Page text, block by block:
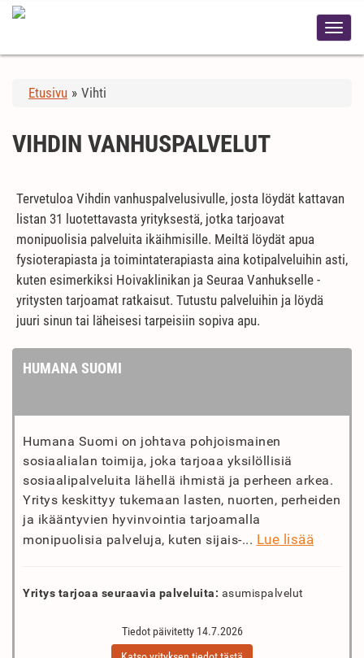
Etusivu » Vihti
VIHDIN VANHUSPALVELUT
Tervetuloa Vihdin vanhuspalvelusivulle, josta löydät kattavan
listan 31 luotettavasta yrityksestä, jotka tarjoavat
monipuolisia palveluita ikäihmisille. Meiltä löydät apua
fysioterapiasta ja toimintaterapiasta aina kotipalveluihin asti,
kuten esimerkiksi Hoivaklinikan ja Seuraa Vanhukselle -
yritysten tarjoamat ratkaisut. Tutustu palveluihin ja löydä
juuri sinun tai läheisesi tarpeisiin sopiva apu.
HUMANA SUOMI
Humana Suomi on johtava pohjoismainen
sosiaalialan toimija, joka tarjoaa yksilöllisiä
sosiaalipalveluita lähellä ihmistä ja perheen arkea.
Yritys keskittyy tukemaan lasten, nuorten, perheiden
ja ikääntyvien hyvinvointia tarjoamalla
monipuolisia palveluja, kuten sijais-... Lue lisää
Yritys tarjoaa seuraavia palveluita: asumispalvelut
Tiedot päivitetty 14.7.2026